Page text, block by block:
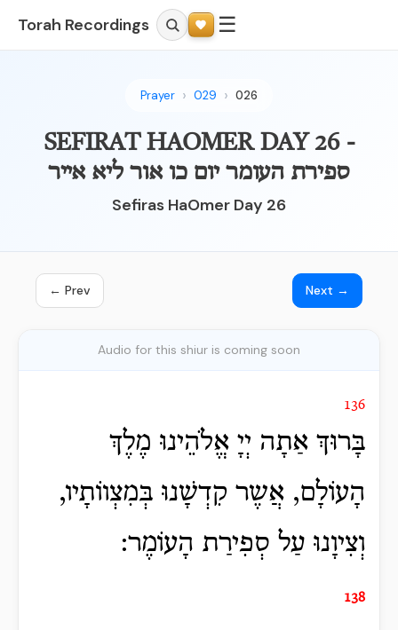
Torah Recordings ☰
Prayer 029 026
SEFIRAT HAOMER DAY 26 -
ספירת העומר יום כו אור ליא אייר
Sefiras HaOmer Day 26
← Prev Next →
Audio for this shiur is coming soon
136
בָּרוּךְ אַתָה יְיָ אֱלֹהֵינוּ מֶלֶךְ
הָעוֹלָם, אֲשֶר קִדְשָׁנוּ בְּמִצְווֹתָיו,
וְצִיוָנוּ עַל סְפִירַת הָעוֹמֶר:
138